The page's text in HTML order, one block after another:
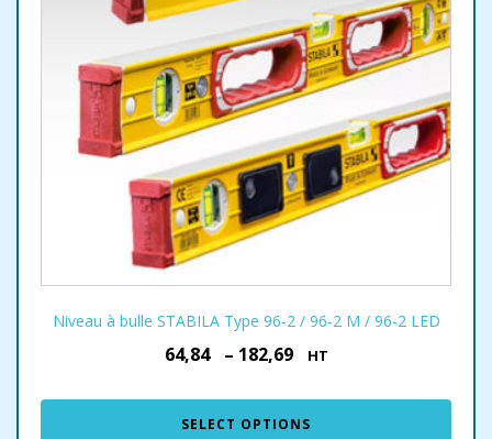
Niveau à bulle STABILA Type 96-2 / 96-2 M / 96-2 LED
64,84€ – 182,69€ HT
SELECT OPTIONS